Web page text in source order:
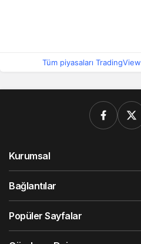
Tüm piyasaları
Kurumsal
Bağlantılar
Popüler Sayfalar